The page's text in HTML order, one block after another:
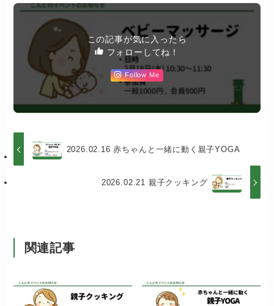
この記事が気に入ったら
フォローしてね！
Follow Me
2026.02.16 赤ちゃんと一緒に動く親子YOGA
2026.02.21 親子クッキング
関連記事